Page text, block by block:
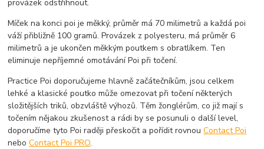
provázek odstřihnout.
Míček na konci poi je měkký, průměr má 70 milimetrů a každá poi
váží přibližně 100 gramů. Provázek z polyesteru, má průměr 6
milimetrů a je ukončen měkkým poutkem s obratlíkem. Ten
eliminuje nepříjemné omotávání Poi při točení.
Practice Poi doporučujeme hlavně začátečníkům, jsou celkem
lehké a klasické poutko může omezovat při točení některých
složitějších triků, obzvláště výhozů. Těm žonglérům, co již mají s
točením nějakou zkušenost a rádi by se posunuli o další level,
doporučíme tyto Poi raději přeskočit a pořídit rovnouContact Poi
neboContact Poi PRO.